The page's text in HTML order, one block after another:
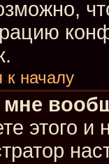
к началу
мне
этого и